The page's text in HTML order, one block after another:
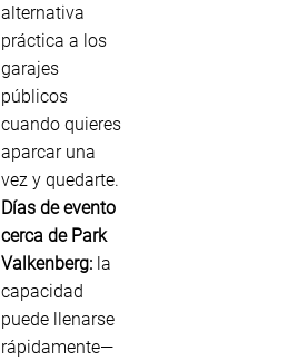
alternativa
práctica a los
garajes
públicos
cuando quieres
aparcar una
vez y quedarte.
Días de evento
cerca de Park
Valkenberg: la
capacidad
puede llenarse
rápidamente—